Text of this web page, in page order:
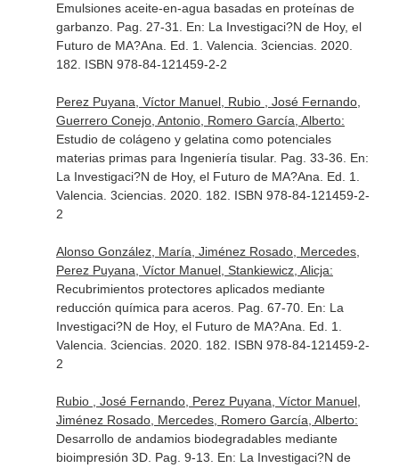
Emulsiones aceite-en-agua basadas en proteínas de
garbanzo. Pag. 27-31. En: La Investigaci?N de Hoy, el
Futuro de MA?Ana . Ed. 1. Valencia. 3ciencias. 2020.
182. ISBN 978-84-121459-2-2
Perez Puyana, Víctor Manuel, Rubio , José Fernando,
Guerrero Conejo, Antonio, Romero García, Alberto:
Estudio de colágeno y gelatina como potenciales
materias primas para Ingeniería tisular. Pag. 33-36. En:
La Investigaci?N de Hoy, el Futuro de MA?Ana . Ed. 1.
Valencia. 3ciencias. 2020. 182. ISBN 978-84-121459-2-
2
Alonso González, María, Jiménez Rosado, Mercedes,
Perez Puyana, Víctor Manuel, Stankiewicz, Alicja:
Recubrimientos protectores aplicados mediante
reducción química para aceros. Pag. 67-70. En: La
Investigaci?N de Hoy, el Futuro de MA?Ana . Ed. 1.
Valencia. 3ciencias. 2020. 182. ISBN 978-84-121459-2-
2
Rubio , José Fernando, Perez Puyana, Víctor Manuel,
Jiménez Rosado, Mercedes, Romero García, Alberto:
Desarrollo de andamios biodegradables mediante
bioimpresión 3D. Pag. 9-13. En: La Investigaci?N de